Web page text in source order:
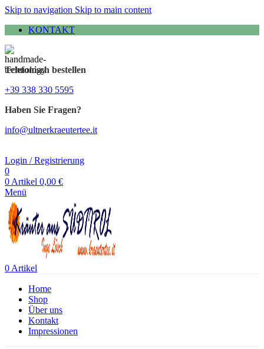
Skip to navigation Skip to main content
KONTAKT
Telefonisch bestellen
+39 338 330 5595
Haben Sie Fragen?
info@ultnerkraeutertee.it
Login / Registrierung
0
0 Artikel 0,00 €
Menü
0 Artikel
Home
Shop
Über uns
Kontakt
Impressionen